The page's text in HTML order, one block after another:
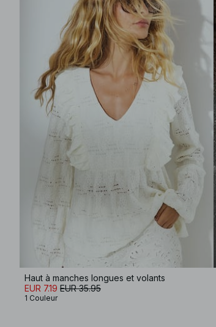
Haut à manches longues et volants
EUR 7.19 EUR 35.95
1 Couleur